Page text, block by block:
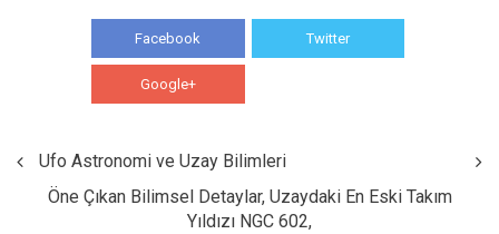
Facebook Twitter
Google+
Ufo Astronomi ve Uzay Bilimleri
Öne Çıkan Bilimsel Detaylar, Uzaydaki En Eski Takım
Yıldızı NGC 602,